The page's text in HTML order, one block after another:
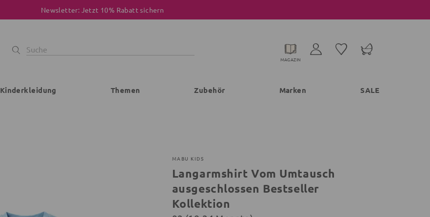
Newsletter: Jetzt 10% Rabatt sichern
MAGAZIN
Kinderkleidung Themen Zubehör Marken SALE
MABU KIDS
Langarmshirt Vom Umtausch
ausgeschlossen Bestseller
Kollektion